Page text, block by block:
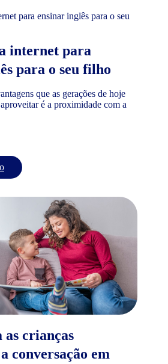
internet para
para o seu filho
que as gerações de hoje
é a proximidade com a
as crianças
conversação em